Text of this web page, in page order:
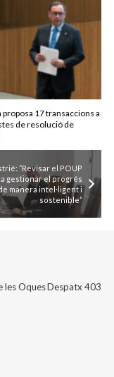
proposa 17 transaccions a
de resolució de
“Revisar el POUP
gestionar el progrés
manera intel·ligent i
sostenible”
les OquesDespatx 403